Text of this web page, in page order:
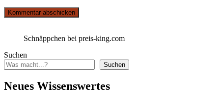
Schnäppchen bei preis-king.com
Suchen
Suchen
Neues Wissenswertes